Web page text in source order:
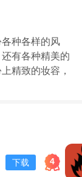
种各样的风
有各种精美的
精致的妆容，
下载 4